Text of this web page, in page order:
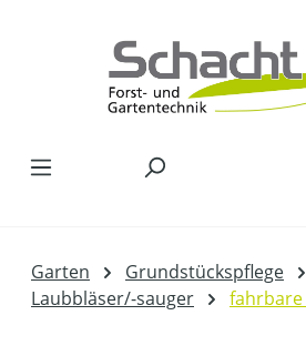
Garten
Grundstückspflege
Laubbläser/-sauger